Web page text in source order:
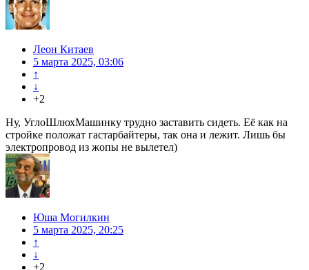
Леон Китаев
5 марта 2025, 03:06
↑
↓
+2
Ну, УглоШлюхМашинку трудно заставить сидеть. Её как на
стройке положат гастарбайтеры, так она и лежит. Лишь бы
электропровод из жопы не вылетел)
Юша Могилкин
5 марта 2025, 20:25
↑
↓
+2